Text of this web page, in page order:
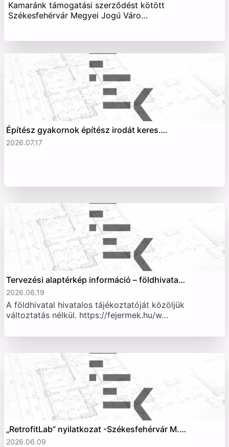
Kamaránk támogatási szerződést kötött
Székesfehérvár Megyei Jogú Váro…
Építész gyakornok építész irodát keres….
2026.07.17
Tervezési alaptérkép információ – földhivata…
2026.06.19
A földhivatal hivatalos tájékoztatóját közöljük
változtatás nélkül. https://fejermek.hu/w…
„RetrofitLab” nyilatkozat -Székesfehérvár M.…
2026.06.09